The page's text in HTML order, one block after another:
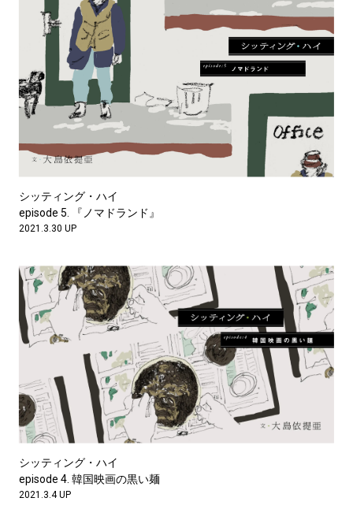
シッティング・ハイ
episode 5. 『ノマドランド』
2021.3.30 UP
シッティング・ハイ
episode 4. 韓国映画の黒い麺
2021.3.4 UP